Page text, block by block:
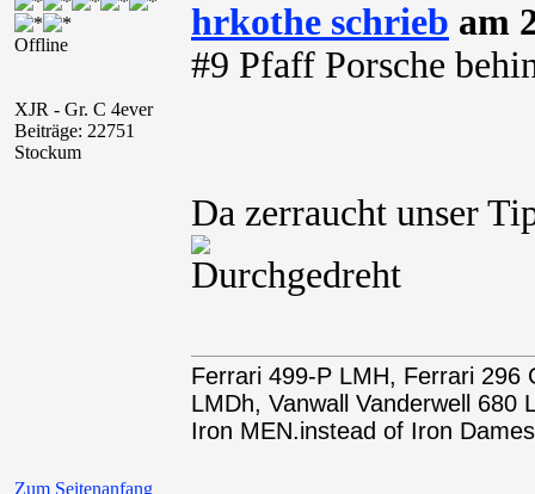
Offline
XJR - Gr. C 4ever
Beiträge: 22751
Stockum
hrkothe schrieb am
#9 Pfaff Porsche
Da zerraucht unser
Zum Seitenanfang
Ferrari 499-P LMH, Ferrari 296
LMDh, Vanwall Vanderwell
Iron MEN.instead of Iron